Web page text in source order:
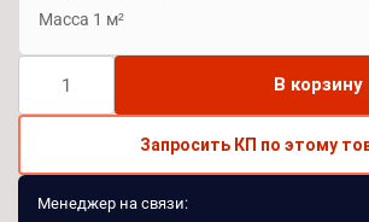
Масса 1 м²
У8А
В корзину
Запросить КП по этому
Менеджер на связи: